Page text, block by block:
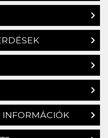
INFORMÁCIÓK